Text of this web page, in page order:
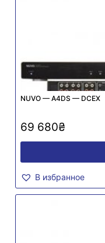
NUVO — A4DS — DCEX
69 680₴
В избранное